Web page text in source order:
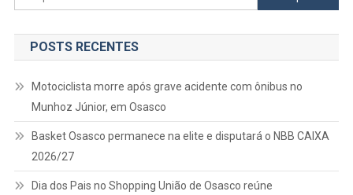
por:
POSTS RECENTES
Motociclista morre após grave acidente com ônibus no
Munhoz Júnior, em Osasco
Basket Osasco permanece na elite e disputará o NBB CAIXA
2026/27
Dia dos Pais no Shopping União de Osasco reúne